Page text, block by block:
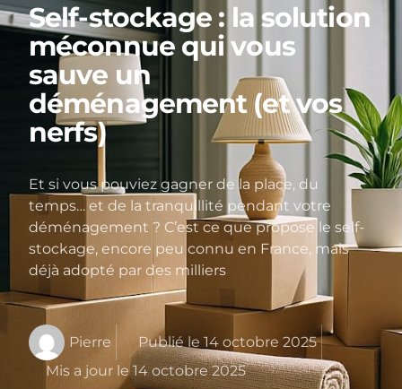
Self-stockage : la solution
méconnue qui vous
sauve un
déménagement (et vos
nerfs)
Et si vous pouviez gagner de la place, du
temps… et de la tranquillité pendant votre
déménagement ? C’est ce que propose le self-
stockage, encore peu connu en France, mais
déjà adopté par des milliers
Pierre Publié le 14 octobre 2025
Mis a jour le 14 octobre 2025